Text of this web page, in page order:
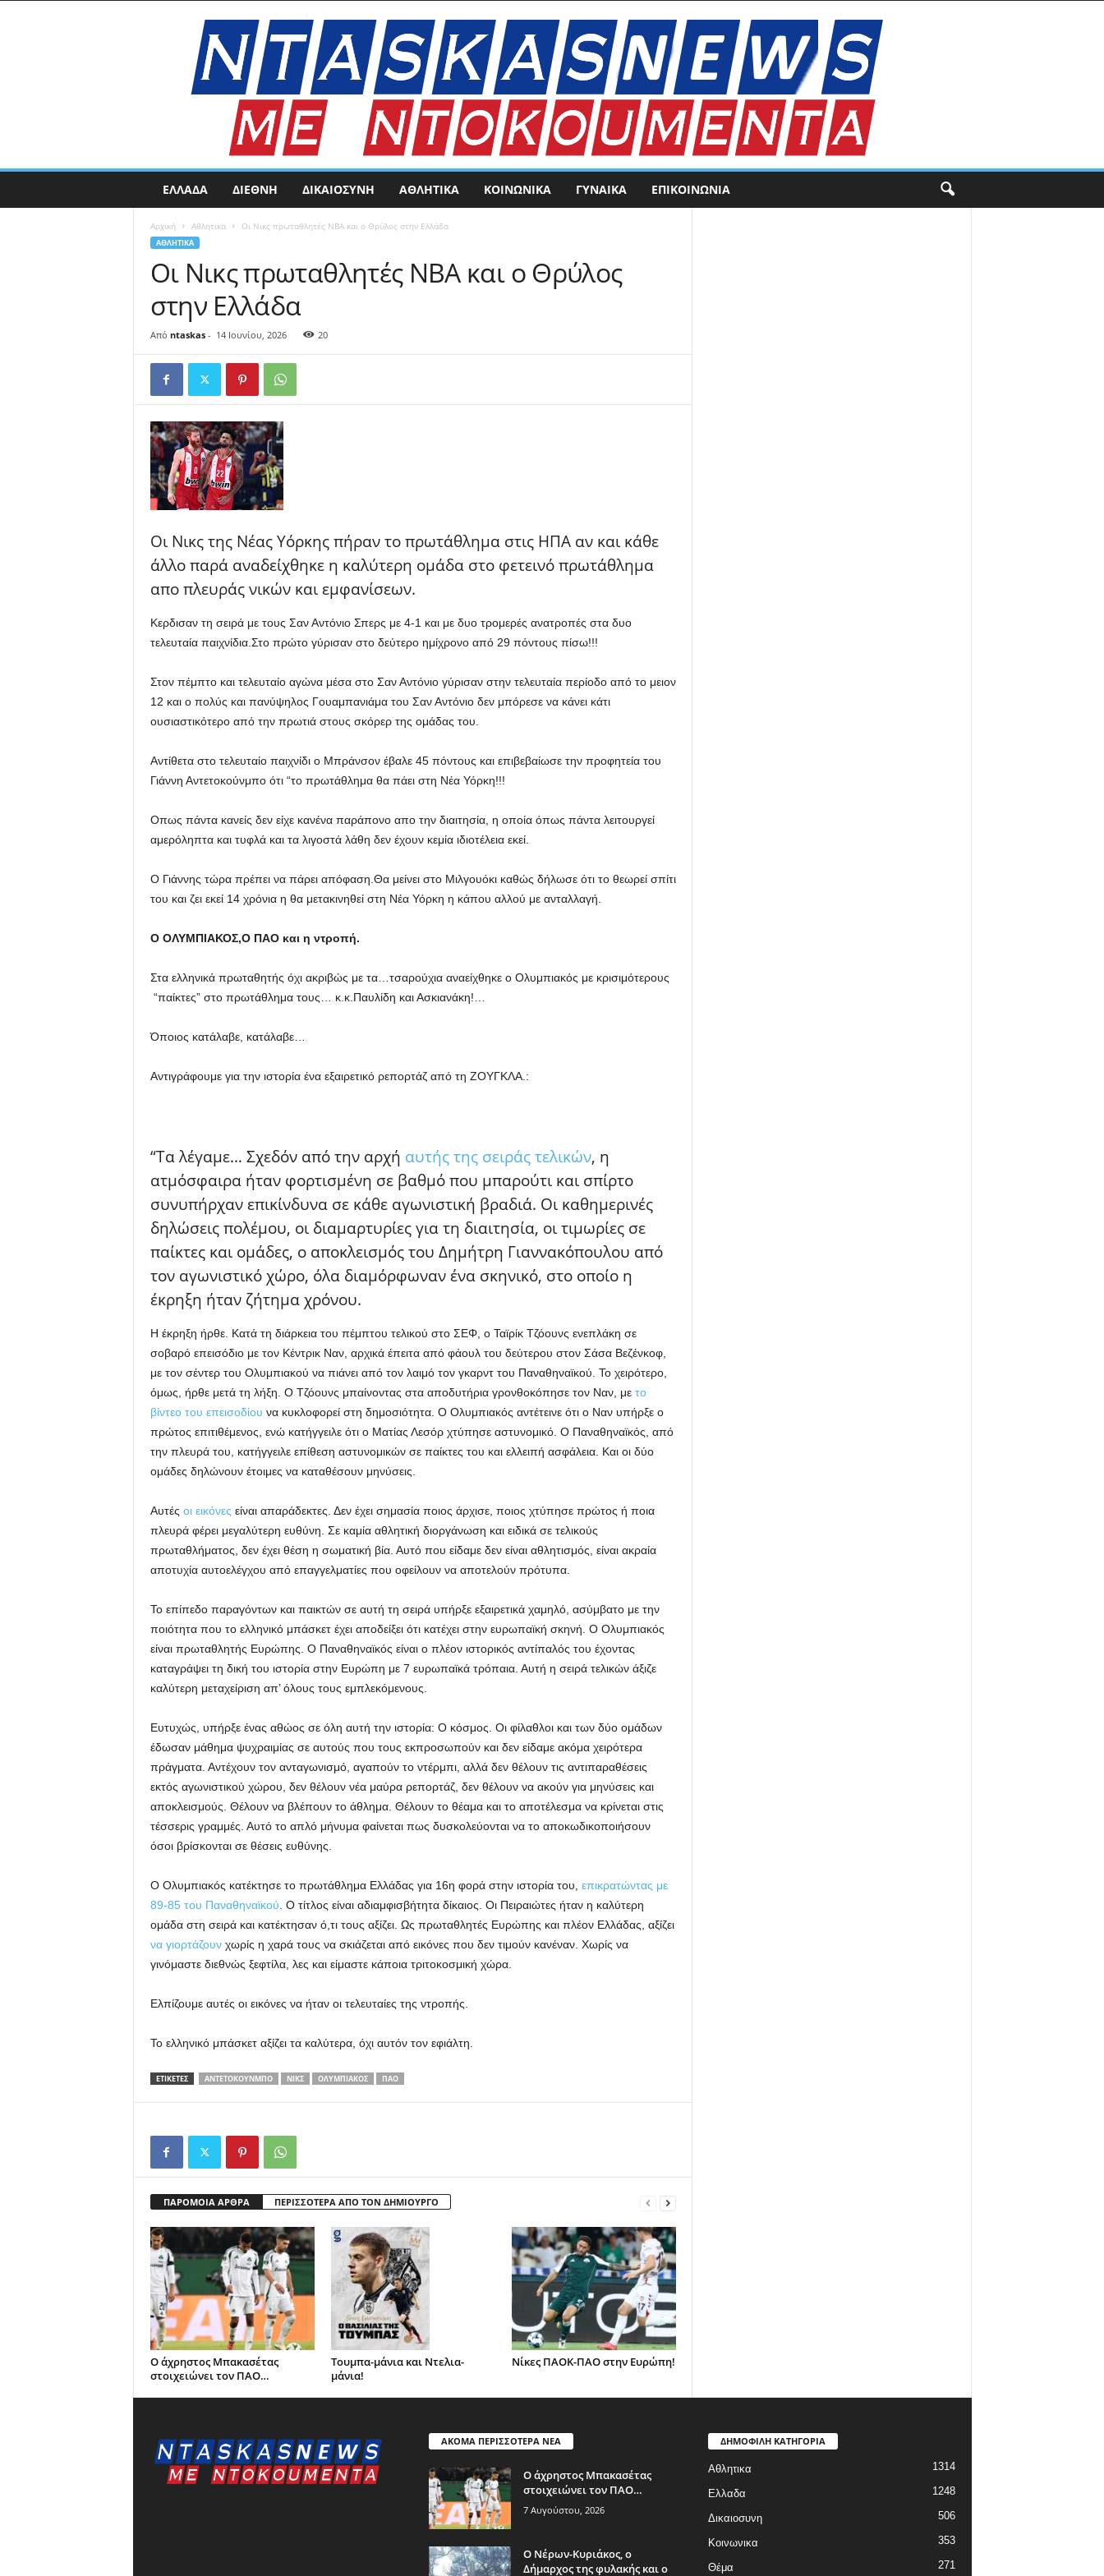
a
ΕΛΛΑΔΑ ΔΙΕΘΝΗ ΔΙΚΑΙΟΣΥΝΗ ΑΘΛΗΤΙΚΑ ΚΟΙΝΩΝΙΚΑ ΓΥΝΑΙΚΑ ΕΠΙΚΟΙΝΩΝΊΑ
Αρχική Αθλητικα Οι Νικς πρωταθλητές ΝΒΑ και ο Θρύλος στην Ελλάδα
ΑΘΛΗΤΙΚΑ
Οι Νικς πρωταθλητές ΝΒΑ και ο Θρύλος
στην Ελλάδα
Από ntaskas- 14 Ιουνίου, 2026 20
Οι Νικς της Νέας Υόρκης πήραν το πρωτάθλημα στις ΗΠΑ αν και κάθε
άλλο παρά αναδείχθηκε η καλύτερη ομάδα στο φετεινό πρωτάθλημα
απο πλευράς νικών και εμφανίσεων.
Κερδισαν τη σειρά με τους Σαν Αντόνιο Σπερς με 4-1 και με δυο τρομερές ανατροπές στα δυο
τελευταία παιχνίδια.Στο πρώτο γύρισαν στο δεύτερο ημίχρονο από 29 πόντους πίσω!!!
Στον πέμπτο και τελευταίο αγώνα μέσα στο Σαν Αντόνιο γύρισαν στην τελευταία περίοδο από το μειον
12 και ο πολύς και πανύψηλος Γουαμπανιάμα του Σαν Αντόνιο δεν μπόρεσε να κάνει κάτι
ουσιαστικότερο από την πρωτιά στους σκόρερ της ομάδας του.
Αντίθετα στο τελευταίο παιχνίδι ο Μπράνσον έβαλε 45 πόντους και επιβεβαίωσε την προφητεία του
Γιάννη Αντετοκούνμπο ότι “το πρωτάθλημα θα πάει στη Νέα Υόρκη!!!
Οπως πάντα κανείς δεν είχε κανένα παράπονο απο την διαιτησία, η οποία όπως πάντα λειτουργεί
αμερόληπτα και τυφλά και τα λιγοστά λάθη δεν έχουν κεμία ιδιοτέλεια εκεί.
Ο Γιάννης τώρα πρέπει να πάρει απόφαση.Θα μείνει στο Μιλγουόκι καθώς δήλωσε ότι το θεωρεί σπίτι
του και ζει εκεί 14 χρόνια η θα μετακινηθεί στη Νέα Υόρκη η κάπου αλλού με ανταλλαγή.
Ο ΟΛΥΜΠΙΑΚΟΣ,Ο ΠΑΟ και η ντροπή.
Στα ελληνικά πρωταθητής όχι ακριβώς με τα…τσαρούχια αναείχθηκε ο Ολυμπιακός με κρισιμότερους
“παίκτες” στο πρωτάθλημα τους… κ.κ.Παυλίδη και Ασκιανάκη!…
Όποιος κατάλαβε, κατάλαβε…
Αντιγράφουμε για την ιστορία ένα εξαιρετικό ρεπορτάζ από τη ΖΟΥΓΚΛΑ.:
“Tα λέγαμε… Σχεδόν από την αρχή αυτής της σειράς τελικών, η
ατμόσφαιρα ήταν φορτισμένη σε βαθμό που μπαρούτι και σπίρτο
συνυπήρχαν επικίνδυνα σε κάθε αγωνιστική βραδιά. Οι καθημερινές
δηλώσεις πολέμου, οι διαμαρτυρίες για τη διαιτησία, οι τιμωρίες σε
παίκτες και ομάδες, ο αποκλεισμός του Δημήτρη Γιαννακόπουλου από
τον αγωνιστικό χώρο, όλα διαμόρφωναν ένα σκηνικό, στο οποίο η
έκρηξη ήταν ζήτημα χρόνου.
Η έκρηξη ήρθε. Κατά τη διάρκεια του πέμπτου τελικού στο ΣΕΦ, ο Ταϊρίκ Τζόουνς ενεπλάκη σε
σοβαρό επεισόδιο με τον Κέντρικ Ναν, αρχικά έπειτα από φάουλ του δεύτερου στον Σάσα Βεζένκοφ,
με τον σέντερ του Ολυμπιακού να πιάνει από τον λαιμό τον γκαρντ του Παναθηναϊκού. Το χειρότερο,
όμως, ήρθε μετά τη λήξη. Ο Τζόουνς μπαίνοντας στα αποδυτήρια γρονθοκόπησε τον Ναν, με το
βίντεο του επεισοδίου να κυκλοφορεί στη δημοσιότητα. Ο Ολυμπιακός αντέτεινε ότι ο Ναν υπήρξε ο
πρώτος επιτιθέμενος, ενώ κατήγγειλε ότι ο Ματίας Λεσόρ χτύπησε αστυνομικό. Ο Παναθηναϊκός, από
την πλευρά του, κατήγγειλε επίθεση αστυνομικών σε παίκτες του και ελλειπή ασφάλεια. Και οι δύο
ομάδες δηλώνουν έτοιμες να καταθέσουν μηνύσεις.
Αυτές οι εικόνες είναι απαράδεκτες. Δεν έχει σημασία ποιος άρχισε, ποιος χτύπησε πρώτος ή ποια
πλευρά φέρει μεγαλύτερη ευθύνη. Σε καμία αθλητική διοργάνωση και ειδικά σε τελικούς
πρωταθλήματος, δεν έχει θέση η σωματική βία. Αυτό που είδαμε δεν είναι αθλητισμός, είναι ακραία
αποτυχία αυτοελέγχου από επαγγελματίες που οφείλουν να αποτελούν πρότυπα.
Το επίπεδο παραγόντων και παικτών σε αυτή τη σειρά υπήρξε εξαιρετικά χαμηλό, ασύμβατο με την
ποιότητα που το ελληνικό μπάσκετ έχει αποδείξει ότι κατέχει στην ευρωπαϊκή σκηνή. Ο Ολυμπιακός
είναι πρωταθλητής Ευρώπης. Ο Παναθηναϊκός είναι ο πλέον ιστορικός αντίπαλός του έχοντας
καταγράψει τη δική του ιστορία στην Ευρώπη με 7 ευρωπαϊκά τρόπαια. Αυτή η σειρά τελικών άξιζε
καλύτερη μεταχείριση απ’ όλους τους εμπλεκόμενους.
Ευτυχώς, υπήρξε ένας αθώος σε όλη αυτή την ιστορία: Ο κόσμος. Οι φίλαθλοι και των δύο ομάδων
έδωσαν μάθημα ψυχραιμίας σε αυτούς που τους εκπροσωπούν και δεν είδαμε ακόμα χειρότερα
πράγματα. Αντέχουν τον ανταγωνισμό, αγαπούν το ντέρμπι, αλλά δεν θέλουν τις αντιπαραθέσεις
εκτός αγωνιστικού χώρου, δεν θέλουν νέα μαύρα ρεπορτάζ, δεν θέλουν να ακούν για μηνύσεις και
αποκλεισμούς. Θέλουν να βλέπουν το άθλημα. Θέλουν το θέαμα και το αποτέλεσμα να κρίνεται στις
τέσσερις γραμμές. Αυτό το απλό μήνυμα φαίνεται πως δυσκολεύονται να το αποκωδικοποιήσουν
όσοι βρίσκονται σε θέσεις ευθύνης.
Ο Ολυμπιακός κατέκτησε το πρωτάθλημα Ελλάδας για 16η φορά στην ιστορία του, επικρατώντας με
89-85 του Παναθηναϊκού . Ο τίτλος είναι αδιαμφισβήτητα δίκαιος. Οι Πειραιώτες ήταν η καλύτερη
ομάδα στη σειρά και κατέκτησαν ό,τι τους αξίζει. Ως πρωταθλητές Ευρώπης και πλέον Ελλάδας, αξίζει
να γιορτάζουνχωρίς η χαρά τους να σκιάζεται από εικόνες που δεν τιμούν κανέναν. Χωρίς να
γινόμαστε διεθνώς ξεφτίλα, λες και είμαστε κάποια τριτοκοσμική χώρα.
Ελπίζουμε αυτές οι εικόνες να ήταν οι τελευταίες της ντροπής.
Το ελληνικό μπάσκετ αξίζει τα καλύτερα, όχι αυτόν τον εφιάλτη.
ΕΤΙΚΕΤΕΣ ΑΝΤΕΤΟΚΟΥΝΜΠΟ ΝΙΚΣ ΟΛΥΜΠΙΑΚΌΣ ΠΑΟ
ΠΑΡΟΜΟΙΑ ΑΡΘΡΑ ΠΕΡΙΣΣΟΤΕΡΑ ΑΠΟ ΤΟΝ ΔΗΜΙΟΥΡΓΟ
Ο άχρηστος Μπακασέτας
στοιχειώνει τον ΠΑΟ…
Τουμπα-μάνια και Ντελια-
μάνια!
Νίκες ΠΑΟΚ-ΠΑΟ στην Ευρώπη!
ΑΚΟΜΑ ΠΕΡΙΣΣΟΤΕΡΑ ΝΕΑ
Ο άχρηστος Μπακασέτας
στοιχειώνει τον ΠΑΟ…
7 Αυγούστου, 2026
Ο Νέρων-Κυριάκος, o
Δήμαρχος της φυλακής και ο
ΔΗΜΟΦΙΛΗ ΚΑΤΗΓΟΡΙΑ
Αθλητικα 1314
Ελλαδα 1248
Δικαιοσυνη 506
Κοινωνικα 353
Θέμα 271